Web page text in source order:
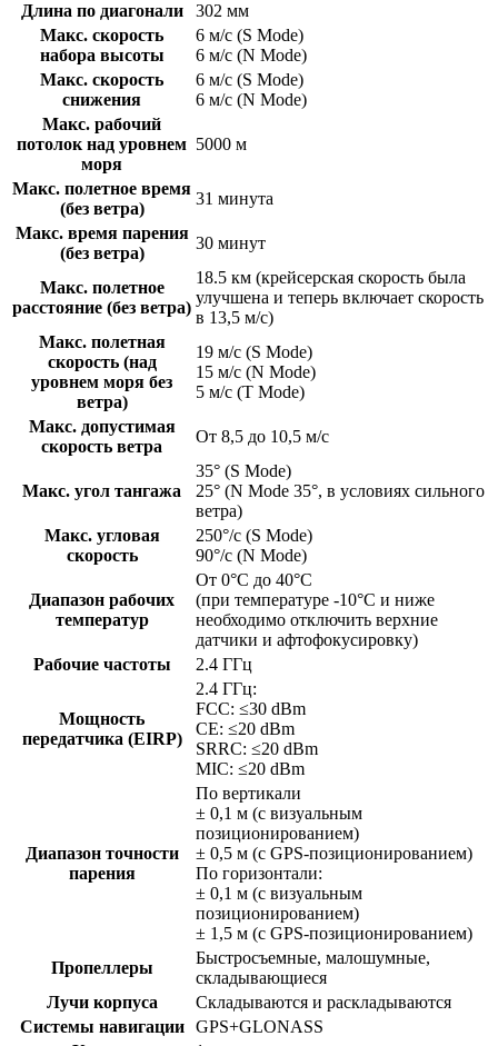
Длина по диагонали
302 мм
Макс. скорость
набора высоты
6 м/с (S Mode)
6 м/с (N Mode)
Макс. скорость
снижения
6 м/с (S Mode)
6 м/с (N Mode)
Макс. рабочий
потолок над уровнем
моря
5000 м
Макс. полетное время
(без ветра)
31 минута
Макс. время парения
(без ветра)
30 минут
Макс. полетное
расстояние (без ветра)
18.5 км (крейсерская скорость была
улучшена и теперь включает скорость
в 13,5 м/с)
Макс. полетная
скорость (над
уровнем моря без
ветра)
19 м/с (S Mode)
15 м/с (N Mode)
5 м/с (T Mode)
Макс. допустимая
скорость ветра
От 8,5 до 10,5 м/с
Макс. угол тангажа
35° (S Mode)
25° (N Mode 35°, в условиях сильного
ветра)
Макс. угловая
скорость
250°/с (S Mode)
90°/с (N Mode)
Диапазон рабочих
температур
От 0°C до 40°C
(при температуре -10°C и ниже
необходимо отключить верхние
датчики и афтофокусировку)
Рабочие частоты
2.4 ГГц
Мощность
передатчика (EIRP)
2.4 ГГц:
FCC: ≤30 dBm
CE: ≤20 dBm
SRRC: ≤20 dBm
MIC: ≤20 dBm
Диапазон точности
парения
По вертикали
± 0,1 м (с визуальным
позиционированием)
± 0,5 м (с GPS-позиционированием)
По горизонтали:
± 0,1 м (с визуальным
позиционированием)
± 1,5 м (с GPS-позиционированием)
Пропеллеры
Быстросъемные, малошумные,
складывающиеся
Лучи корпуса
Складываются и раскладываются
Системы навигации
GPS+GLONASS